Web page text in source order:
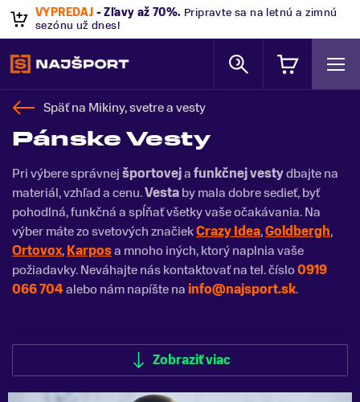
VÝPREDAJ - Zľavy až 70%. Pripravte sa na letnú a zimnú
sezónu už dnes!
Späť na Mikiny, svetre a vesty
Pánske Vesty
Pri výbere správnejšportovejafunkčnej vestydbajte na
materiál, vzhľad a cenu.Vestaby mala dobre sedieť, byť
pohodlná, funkčná a spĺňať všetky vaše očakávania. Na
výber máte zo svetových značiekCrazy Idea,Goldbergh,
Ortovox,Karposa mnoho iných, ktorý naplnia vaše
požiadavky. Neváhajte nás kontaktovať na tel. číslo0919
066 704alebo nám napíšte nainfo@najsport.sk.
Zobraziť viac
Zobraziť menej